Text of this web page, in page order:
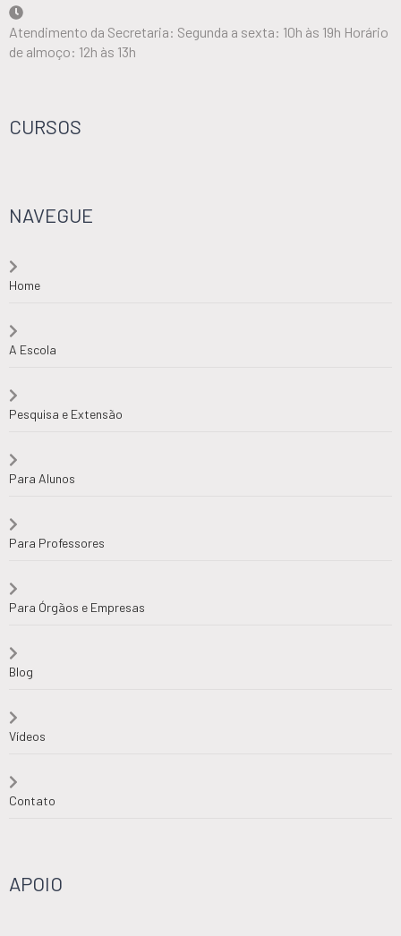
Atendimento da Secretaria: Segunda a sexta: 10h às 19h Horário
de almoço: 12h às 13h
CURSOS
NAVEGUE
Home
A Escola
Pesquisa e Extensão
Para Alunos
Para Professores
Para Órgãos e Empresas
Blog
Vídeos
Contato
APOIO